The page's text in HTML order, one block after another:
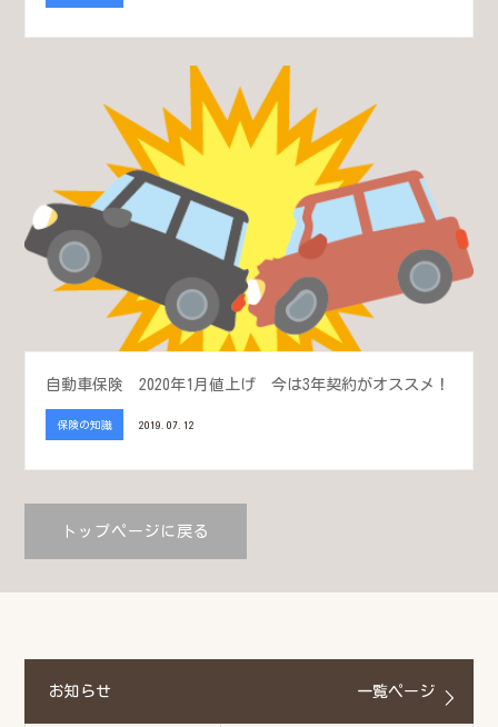
自動車保険 2020年1月値上げ 今は3年契約がオススメ！
保険の知識 2019.07.12
トップページに戻る
お知らせ 一覧ページ